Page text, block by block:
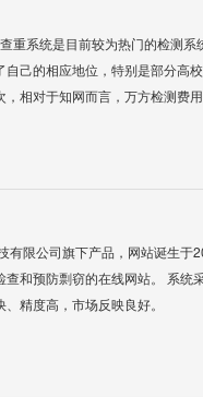
重系统是目前较为热门的检测系
己的相应地位，特别是部分高
相对于知网而言，万方检测费
有限公司旗下产品，网站诞生于
和预防剽窃的在线网站。 系统
精度高，市场反映良好。